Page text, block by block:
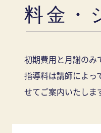
料金・
初期費用と月謝のみ
指導料は講師によっ
せてご案内いたしま